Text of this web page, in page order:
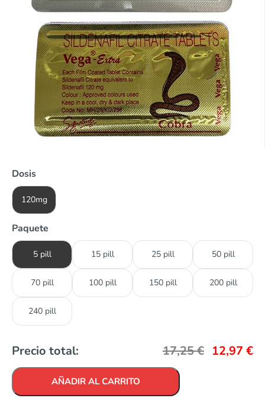
Dosis
120mg
Paquete
5 pill 15 pill 25 pill 50 pill
70 pill 100 pill 150 pill 200 pill
240 pill
Precio total: 17,25€ 12,97 €
AÑADIR AL CARRITO